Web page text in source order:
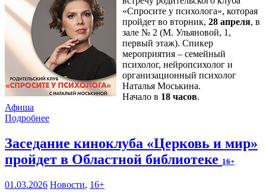
«Спросите у психолога», которая
пройдет во вторник, 28 апреля, в
зале № 2 (М. Ульяновой, 1,
первый этаж). Спикер
мероприятия – семейный
психолог, нейропсихолог и
организационный психолог
Наталья Моськина.
Начало в 18 часов.
Афиша
Подробнее
Заседание киноклуба «Церковь и мир»
пройдет в Областной библиотеке 16+
01.03.2026 Новости, 16+